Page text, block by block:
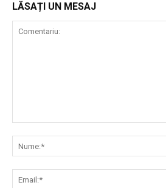
LĂSAȚI UN MESAJ